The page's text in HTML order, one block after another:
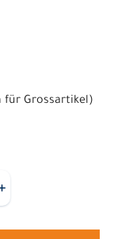
für Grossartikel)